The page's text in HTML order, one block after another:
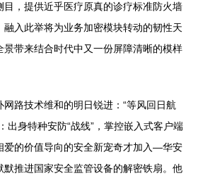
目，提供近乎医疗原真的诊疗标准防火墙
入此举将为业务加密模块转动的韧性天
带来结合时代中又一份屏障清晰的模样
路技术维和的明日锐进：“等风回日航
出身特种安防“战线”，掌控嵌入式客户端
的价值导向的安全新宠奇才加入—华安
默推进国家安全监管设备的解密铁扇。他